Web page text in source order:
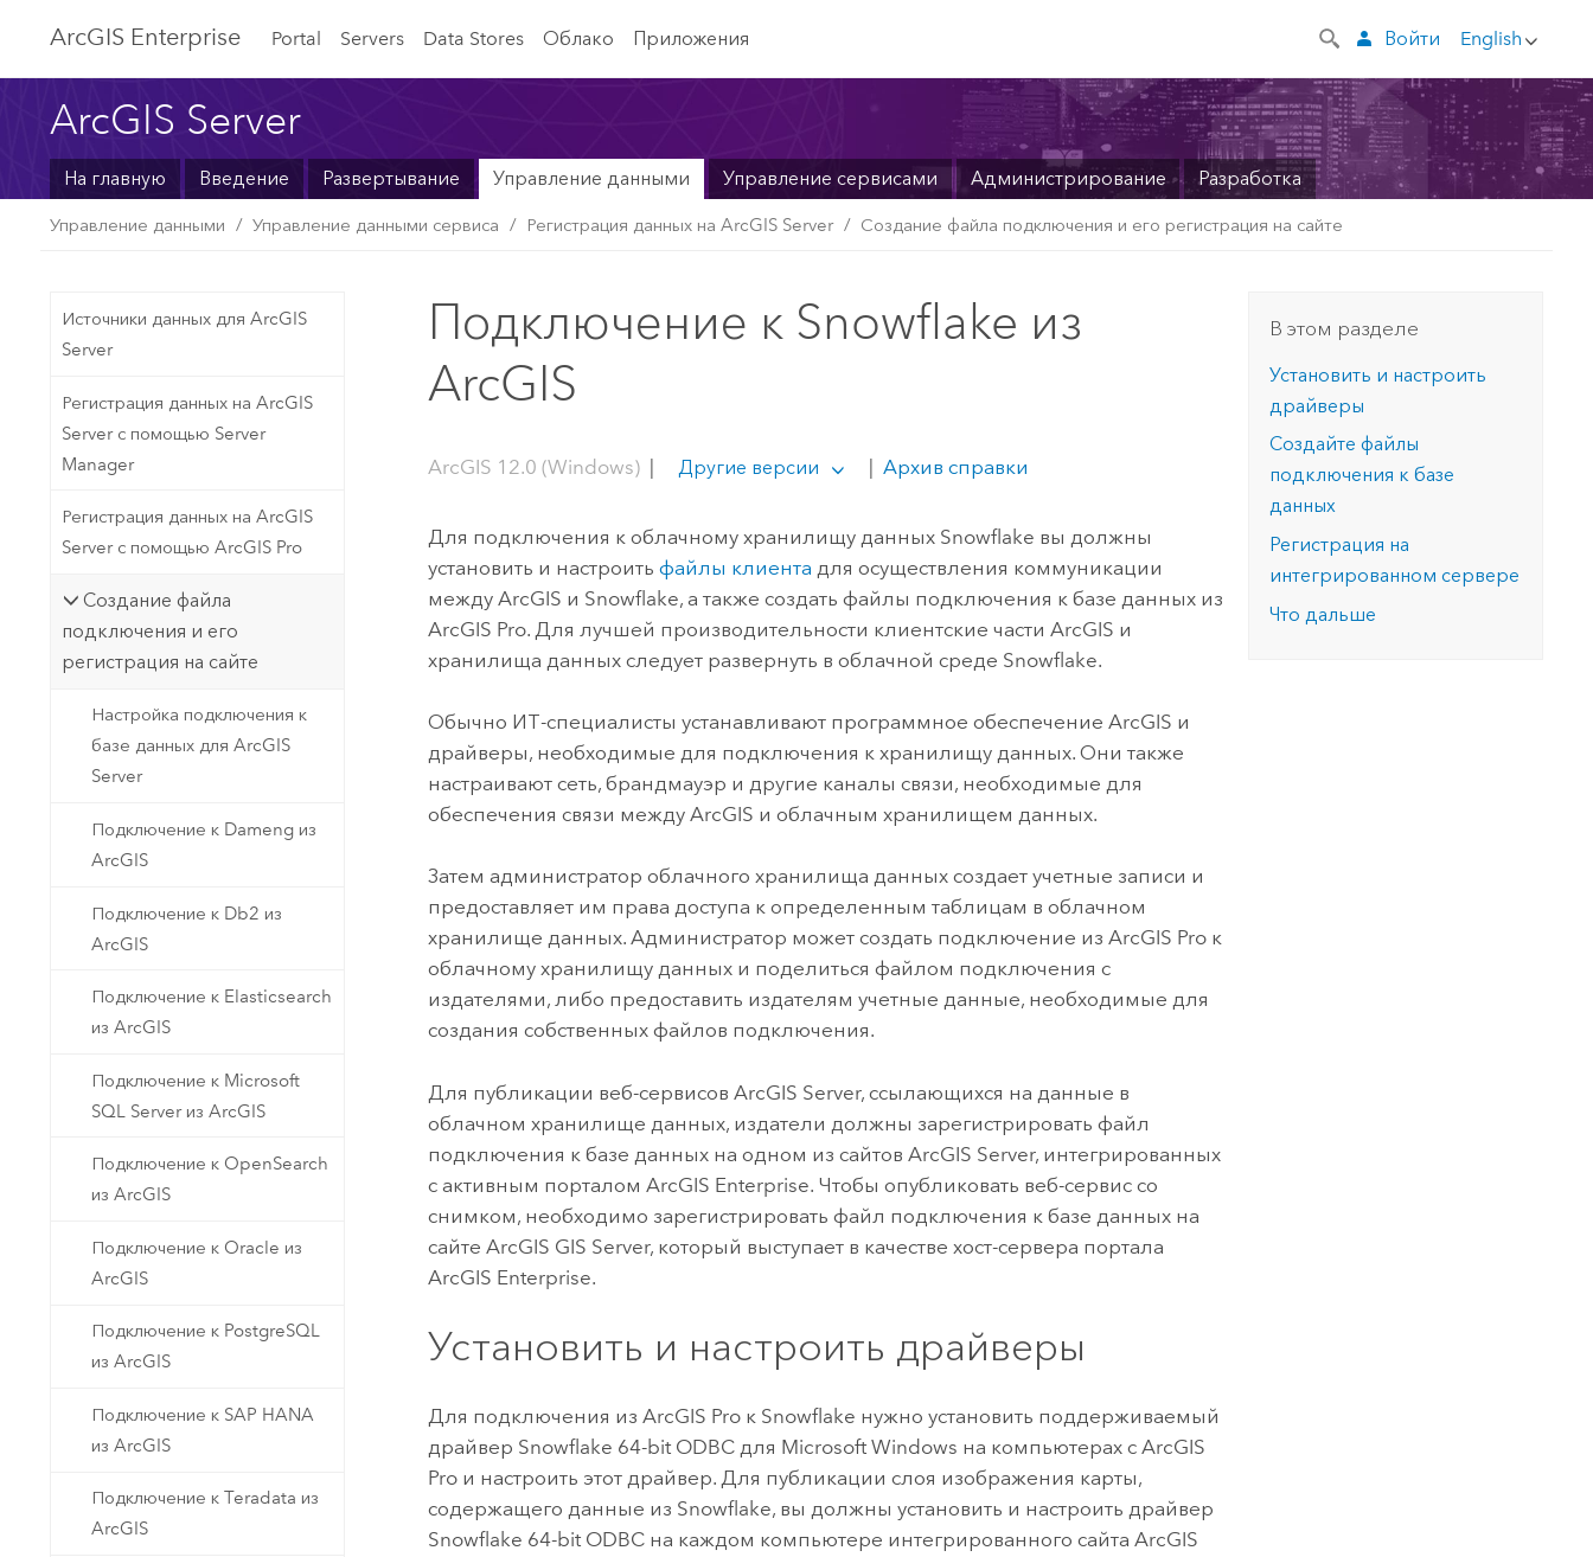
ArcGIS Enterprise Portal Servers Data Stores Облако Приложения English
Войти
ArcGIS Server
На главную Введение Развертывание Управление данными Управление сервисами Администрирование Разработка
Управление данными Управление данными сервиса Регистрация данных на ArcGIS Server Создание файла подключения и его регистрация на сайте
Источники данных для ArcGIS
Server
Регистрация данных на ArcGIS
Server с помощью Server
Manager
Регистрация данных на ArcGIS
Server с помощью ArcGIS Pro
Создание файла
подключения и его
регистрация на сайте
Настройка подключения к
базе данных для ArcGIS
Server
Подключение к Dameng из
ArcGIS
Подключение к Db2 из
ArcGIS
Подключение к Elasticsearch
из ArcGIS
Подключение к Microsoft
SQL Server из ArcGIS
Подключение к OpenSearch
из ArcGIS
Подключение к Oracle из
ArcGIS
Подключение к PostgreSQL
из ArcGIS
Подключение к SAP HANA
из ArcGIS
Подключение к Teradata из
ArcGIS
Подключение к Snowflake из
ArcGIS
ArcGIS 12.0 (Windows) | Другие версии | Архив справки
Для подключения к облачному хранилищу данных Snowflake вы должны
установить и настроитьфайлы клиента для осуществления коммуникации
между ArcGIS и Snowflake, а также создать файлы подключения к базе данных из
ArcGIS Pro. Для лучшей производительности клиентские части ArcGIS и
хранилища данных следует развернуть в облачной среде Snowflake.
Обычно ИТ-специалисты устанавливают программное обеспечение ArcGIS и
драйверы, необходимые для подключения к хранилищу данных. Они также
настраивают сеть, брандмауэр и другие каналы связи, необходимые для
обеспечения связи между ArcGIS и облачным хранилищем данных.
Затем администратор облачного хранилища данных создает учетные записи и
предоставляет им права доступа к определенным таблицам в облачном
хранилище данных. Администратор может создать подключение изArcGIS Pro к
облачному хранилищу данных и поделиться файлом подключения с
издателями, либо предоставить издателям учетные данные, необходимые для
создания собственных файлов подключения.
Для публикации веб-сервисовArcGIS Server, ссылающихся на данные в
облачном хранилище данных, издатели должны зарегистрировать файл
подключения к базе данных на одном из сайтовArcGIS Server, интегрированных
с активным порталомArcGIS Enterprise. Чтобы опубликовать веб-сервис со
снимком, необходимо зарегистрировать файл подключения к базе данных на
сайтеArcGIS GIS Server, который выступает в качестве хост-сервера портала
ArcGIS Enterprise.
Установить и настроить драйверы
Для подключения изArcGIS Pro к Snowflake нужно установить поддерживаемый
драйвер Snowflake 64-bit ODBC для Microsoft Windows на компьютерах сArcGIS
Pro и настроить этот драйвер. Для публикации слоя изображения карты,
содержащего данные из Snowflake, вы должны установить и настроить драйвер
Snowflake 64-bit ODBC на каждом компьютере интегрированного сайтаArcGIS
В этом разделе
Установить и настроить
драйверы
Создайте файлы
подключения к базе
данных
Регистрация на
интегрированном сервере
Что дальше